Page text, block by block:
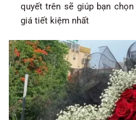
quyết trên sẽ giúp bạn
giá tiết kiệm nhất